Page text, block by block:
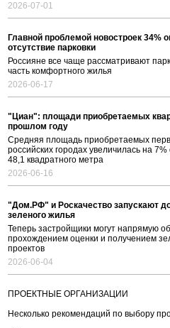
2026-07-01
Главной проблемой новостроек 34%
отсутствие парковки
Россияне все чаще рассматривают
часть комфортного жилья
2026-06-17
"Циан": площади приобретаемых
прошлом году
Средняя площадь приобретаемых
российских городах увеличилась на
48,1 квадратного метра
2026-06-16
"Дом.РФ" и Роскачество запускают
зеленого жилья
Теперь застройщики могут напрямую
прохождением оценки и получением
проектов
2026-06-04
ПРОЕКТНЫЕ ОРГАНИЗАЦИИ
Несколько рекомендаций по выбору